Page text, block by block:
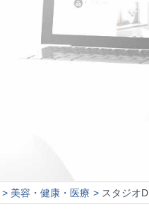
美容・健康・医療 スタジオD